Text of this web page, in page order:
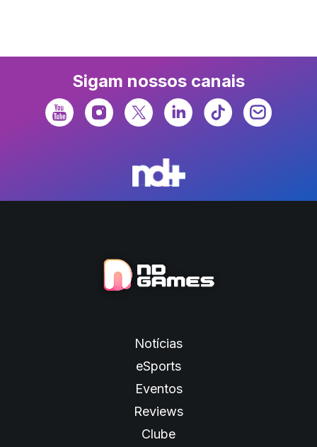
Sigam nossos canais
Notícias
eSports
Eventos
Reviews
Clube